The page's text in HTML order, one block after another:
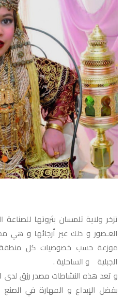
تزخر ولاية تلمسان بثروتها للصناعة
العـصور و ذلك عبر أرجائها و هي
موزعة حسب خصوصيات كل منطقة
الجبلية و الساحلية .
و تعد هذه النشاطات مصدر رزق لدى
بفضل الإبداع و المهارة في الصنع